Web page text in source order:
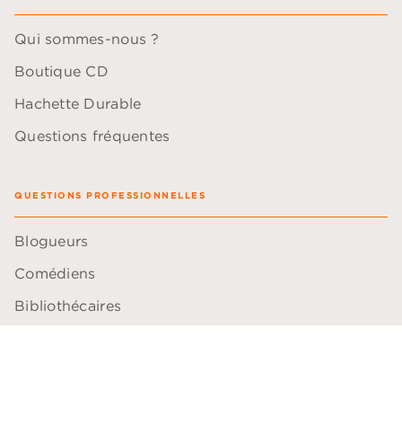
Qui sommes-nous ?
Boutique CD
Hachette Durable
Questions fréquentes
QUESTIONS PROFESSIONNELLES
Blogueurs
Comédiens
Bibliothécaires